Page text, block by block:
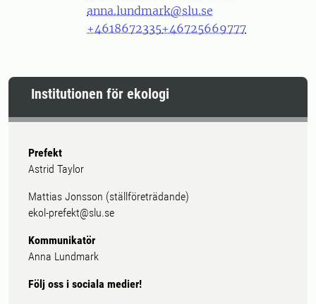
anna.lundmark@slu.se
+4618672335+46725669777
Institutionen för ekologi
Prefekt
Astrid Taylor
Mattias Jonsson (ställföreträdande)
ekol-prefekt@slu.se
Kommunikatör
Anna Lundmark
Följ oss i sociala medier!